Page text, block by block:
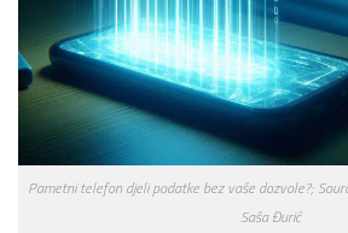
Pametni telefon djeli podatke bez vaše dozvole?;
Saša Đurić